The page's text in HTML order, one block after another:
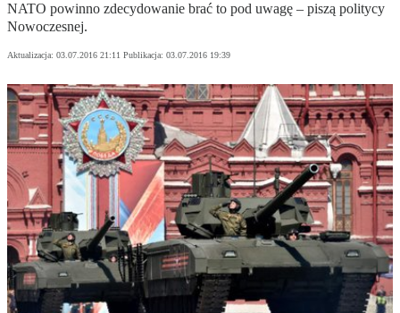
NATO powinno zdecydowanie brać to pod uwagę – piszą politycy
Nowoczesnej.
Aktualizacja: 03.07.2016 21:11 Publikacja: 03.07.2016 19:39